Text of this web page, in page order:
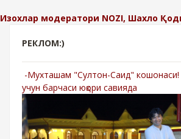
Изохлар модератори NOZI, Шахло
РЕКЛОМ:)
-Мухташам "Султон-Саид" кошонаси!
учун барчаси юқори савияда